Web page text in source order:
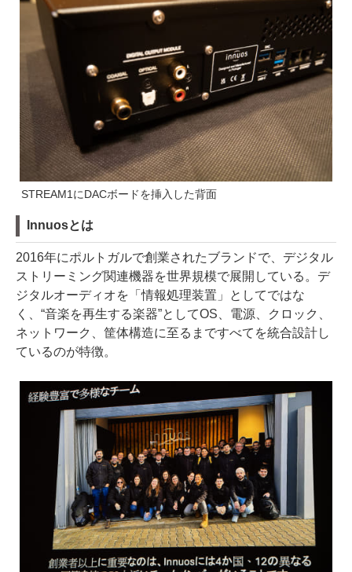
STREAM1にDACボードを挿入した背面
Innuosとは
2016年にポルトガルで創業されたブランドで、デジタル
ストリーミング関連機器を世界規模で展開している。デ
ジタルオーディオを「情報処理装置」としてではな
く、“音楽を再生する楽器”としてOS、電源、クロック、
ネットワーク、筐体構造に至るまですべてを統合設計し
ているのが特徴。